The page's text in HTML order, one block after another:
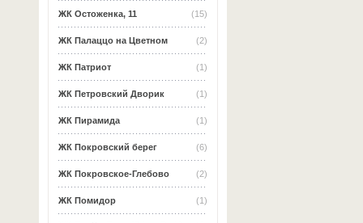
(15)
ЖК Остоженка, 11
(2)
ЖК Палаццо на Цветном
(1)
ЖК Патриот
(1)
ЖК Петровский Дворик
(1)
ЖК Пирамида
(6)
ЖК Покровский берег
(2)
ЖК Покровское-Глебово
(1)
ЖК Помидор